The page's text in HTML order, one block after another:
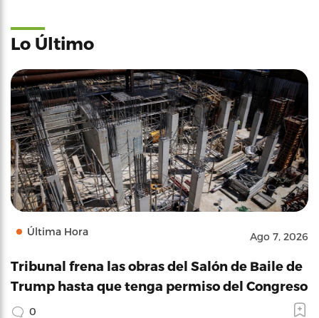
Lo Último
Última Hora Ago 7, 2026
Tribunal frena las obras del Salón de Baile de
Trump hasta que tenga permiso del Congreso
0